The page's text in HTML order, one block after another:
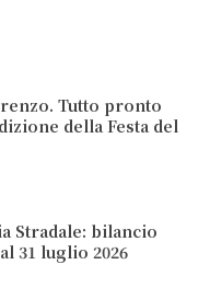
Tutto pronto
della Festa del
Stradale: bilancio
31 luglio 2026